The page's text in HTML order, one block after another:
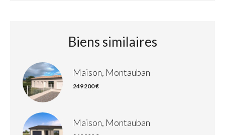
Biens similaires
Maison, Montauban
249 200 €
Maison, Montauban